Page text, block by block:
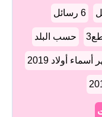
6 رسائل
حسب البلد
أسماء أولاد 2019